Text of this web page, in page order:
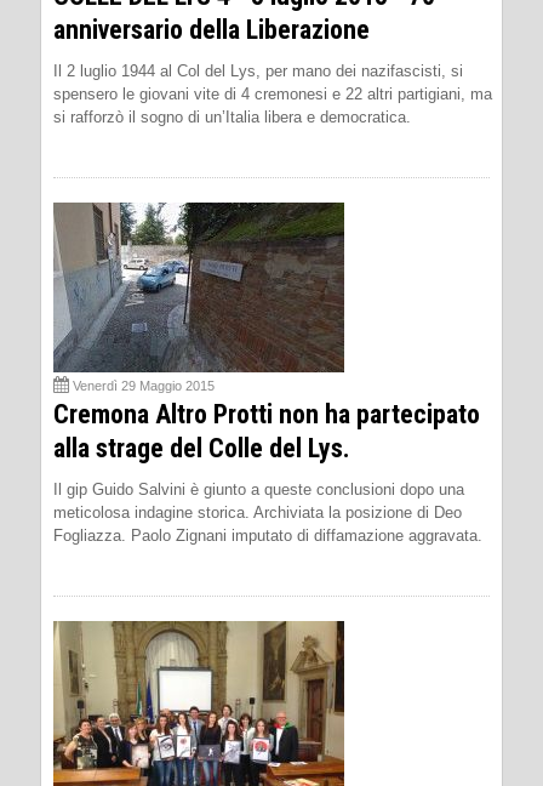
anniversario della Liberazione
Il 2 luglio 1944 al Col del Lys, per mano dei nazifascisti, si
spensero le giovani vite di 4 cremonesi e 22 altri partigiani, ma
si rafforzò il sogno di un’Italia libera e democratica.
Venerdì 29 Maggio 2015
Cremona Altro Protti non ha partecipato
alla strage del Colle del Lys.
Il gip Guido Salvini è giunto a queste conclusioni dopo una
meticolosa indagine storica. Archiviata la posizione di Deo
Fogliazza. Paolo Zignani imputato di diffamazione aggravata.